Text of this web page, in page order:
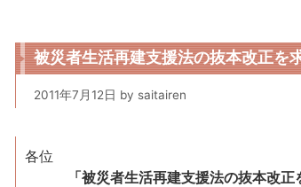
被災者生活再建支援法の抜本改正を
2011年7月12日 by saitairen
各位
「被災者生活再建支援法の抜本改